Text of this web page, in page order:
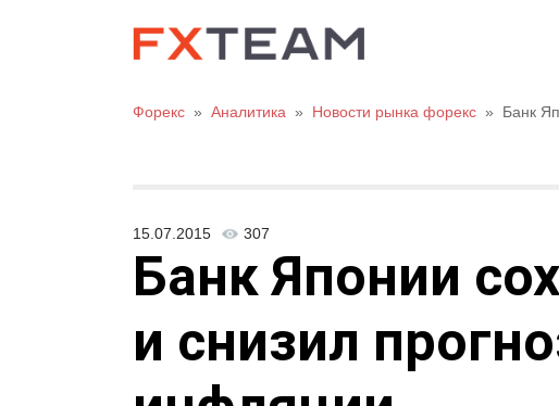
Форекс » Аналитика » Новости рынка форекс » Банк
15.07.2015 307
Банк Японии
и снизил